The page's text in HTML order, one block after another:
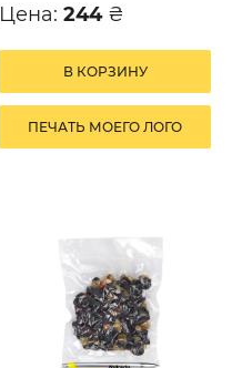
Цена: 244 ₴
В КОРЗИНУ
ПЕЧАТЬ МОЕГО ЛОГО